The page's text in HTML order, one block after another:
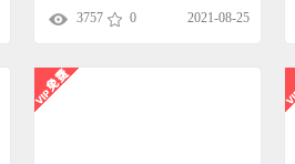
3757 0 2021-08-25